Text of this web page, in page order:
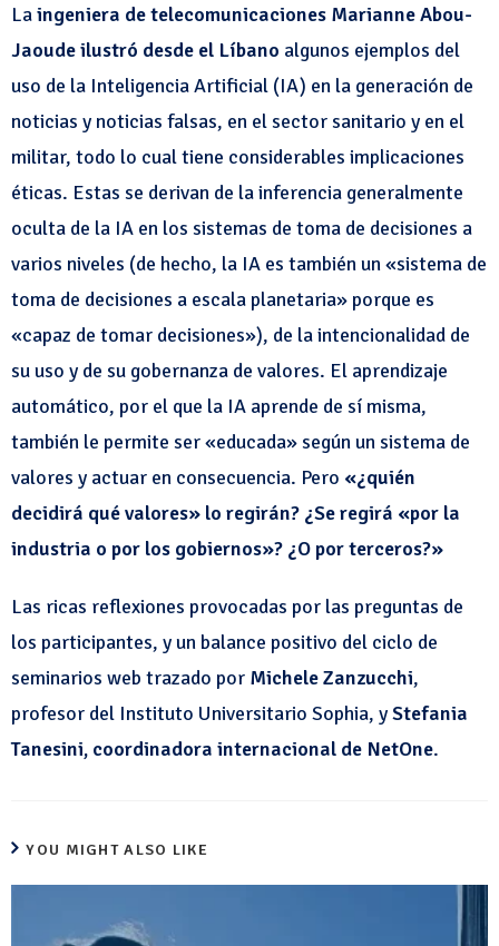
Laingeniera de telecomunicaciones Marianne Abou-
Jaoude ilustró desde el Líbano algunos ejemplos del
uso de la Inteligencia Artificial (IA) en la generación de
noticias y noticias falsas, en el sector sanitario y en el
militar, todo lo cual tiene considerables implicaciones
éticas. Estas se derivan de la inferencia generalmente
oculta de la IA en los sistemas de toma de decisiones a
varios niveles (de hecho, la IA es también un «sistema de
toma de decisiones a escala planetaria» porque es
«capaz de tomar decisiones»), de la intencionalidad de
su uso y de su gobernanza de valores. El aprendizaje
automático, por el que la IA aprende de sí misma,
también le permite ser «educada» según un sistema de
valores y actuar en consecuencia. Pero «¿quién
decidirá qué valores» lo regirán? ¿Se regirá «por la
industria o por los gobiernos»? ¿O por terceros?»
Las ricas reflexiones provocadas por las preguntas de
los participantes, y un balance positivo del ciclo de
seminarios web trazado por Michele Zanzucchi,
profesor del Instituto Universitario Sophia, yStefania
Tanesini, coordinadora internacional de NetOne.
YOU MIGHT ALSO LIKE